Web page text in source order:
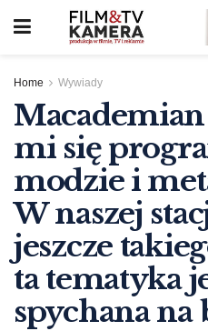
Home Wywiady
mi się
modzie i
W naszej
jeszcze
ta tematyka
spychana na